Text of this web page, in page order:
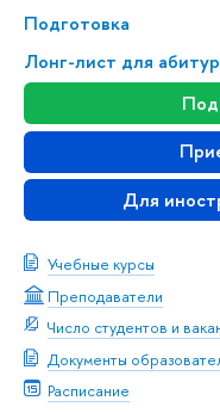
Подготовка
Лонг-лист для
Для
Учебные курсы
Преподаватели
Число студентов и
Документы
Расписание